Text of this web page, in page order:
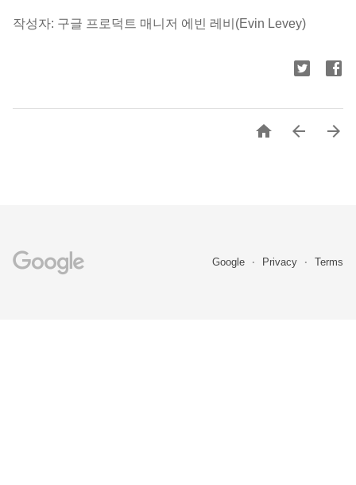
작성자: 구글 프로덕트 매니저 에빈 레비(Evin Levey)
  
Google Privacy Terms